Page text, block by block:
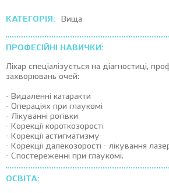
КАТЕГОРІЯ: Вища
ПРОФЕСІЙНІ НАВИЧКИ:
Лікар спеціалізується на діагностиці,
захворювань очей:
- Видаленні катаракти
- Операціях при глаукомі
- Лікуванні рогівки
- Корекції короткозорості
- Корекції астигматизму
- Корекції далекозорості - лікування
- Спостереженні при глаукомі.
ОСВІТА: